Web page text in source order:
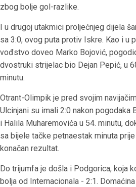
zbog bolje gol-razlike.
I u drugoj utakmici proljećnjeg dijela
sa 3:0, ovog puta protiv Iskre. Kao i u
vođstvo doveo Marko Bojović,
dvostruki strijelac bio Dejan Pepić, u
minutu.
Otrant-Olimpik je pred svojim
Ulcinjani su imali 2:0 nakon pogodaka
i Halila Muharemovića u 54. minutu,
sa bijele tačke petnaestak minuta
konačan rezultat.
Do trijumfa je došla i Podgorica, koja
bolja od Internacionala - 2:1.